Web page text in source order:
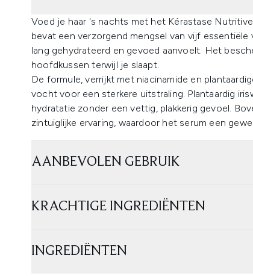
Voed je haar 's nachts met het Kérastase
bevat een verzorgend mengsel van vijf
lang gehydrateerd en gevoed aanvoelt. Het
hoofdkussen terwijl je slaapt.
De formule, verrijkt met niacinamide en
vocht voor een sterkere uitstraling. Plantaardig
hydratatie zonder een vettig, plakkerig gevoel.
zintuiglijke ervaring, waardoor het serum een
AANBEVOLEN GEBRUIK
KRACHTIGE INGREDIËNTEN
INGREDIËNTEN